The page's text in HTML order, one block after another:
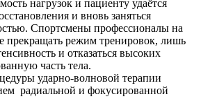
нагрузок и пациенту удаётся
и вновь заняться
Спортсмены профессионалы на
прекращать режим тренировок, лишь
и отказаться высоких
часть тела.
ударно-волновой терапии
радиальной и фокусированной